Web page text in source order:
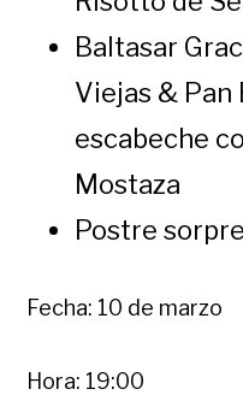
Baltasar
Viejas & Pan
escabeche
Mostaza
Postre
Fecha: 10 de marzo
Hora: 19:00